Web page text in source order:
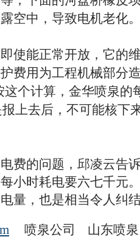
空中，导致电机老化
使能正常开放，它的
费用为工程机械部分
这个计算，金华喷泉的
上去后，不可能核下
费的问题，邱凌云告
小时耗电要六七千元
量，也是相当令人纠
喷泉公司 山东喷